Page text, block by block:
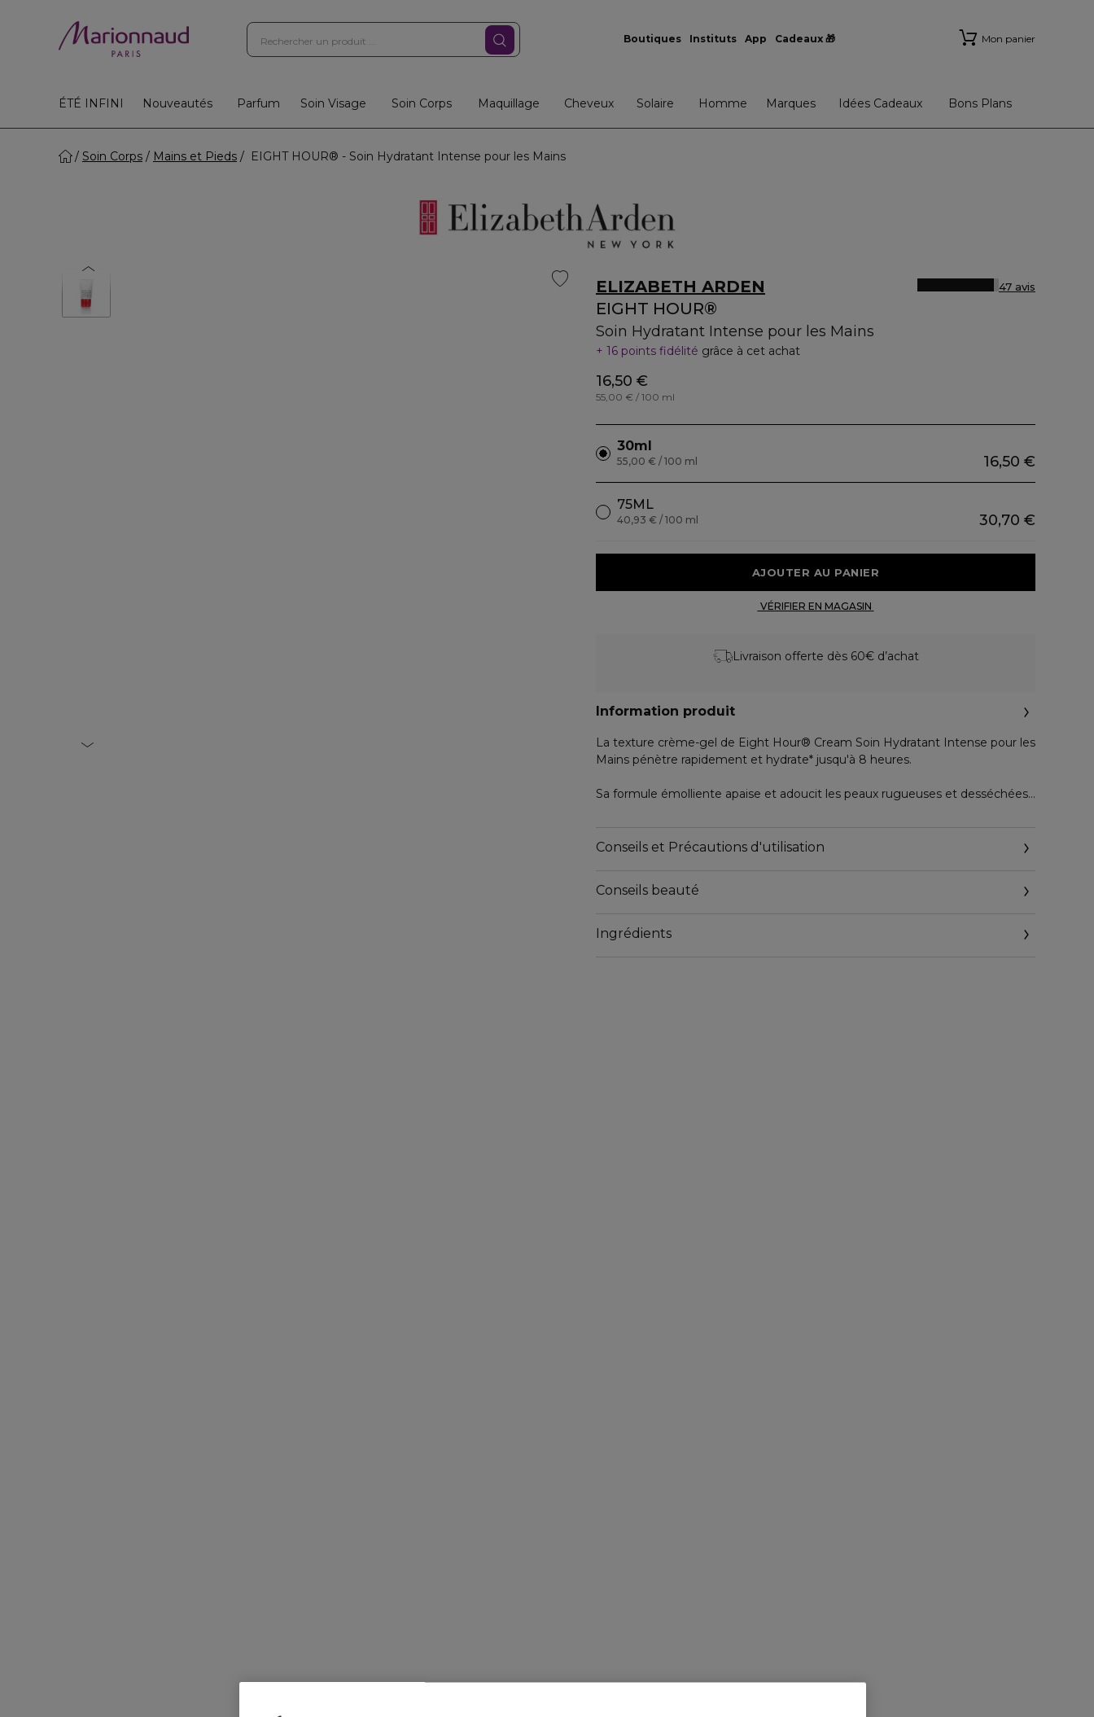
Boutiques Instituts App Cadeaux 🎁 Mon panier
ÉTÉ INFINI Nouveautés Parfum Soin Visage Soin Corps Maquillage Cheveux Solaire Homme Marques Idées Cadeaux Bons Plans
Soin Corps Mains et Pieds EIGHT HOUR® - Soin Hydratant Intense pour les Mains
ELIZABETH ARDEN
EIGHT HOUR®
Soin Hydratant Intense pour les Mains
47 avis
16 points fidélité grâce à cet achat
16,50 €
55,00 € / 100 ml
30ml
16,50 €
55,00 € / 100 ml
75ML
30,70 €
40,93 € / 100 ml
Livraison offerte dès 60€ d’achat
Information produit
La texture crème-gel de Eight Hour® Cream Soin Hydratant Intense pour les
Mains pénètre rapidement et hydrate* jusqu'à 8 heures.
Sa formule émolliente apaise et adoucit les peaux rugueuses et desséchées
Dites adieu aux mains sèches, gercées et abimées, et retrouvez des mains
*Couches supérieures de l’épiderme.
Conseils et Précautions d'utilisation
Conseils beauté
Ingrédients